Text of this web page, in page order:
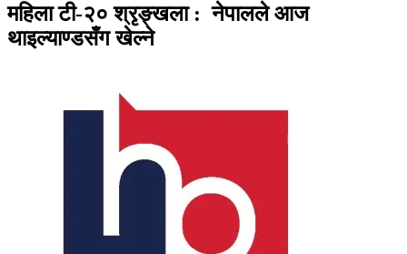
महिला टी-२० श्रृङ्खला : नेपालले आज
थाइल्याण्डसँग खेल्ने